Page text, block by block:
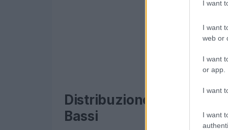
I want
I want
web or
I want
or app.
I want
I want
Distribuzione degli
Bassi